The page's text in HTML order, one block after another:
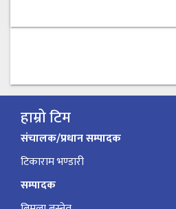
हाम्रो टिम
संचालक/प्रधान सम्पादक
टिकाराम भण्डारी
सम्पादक